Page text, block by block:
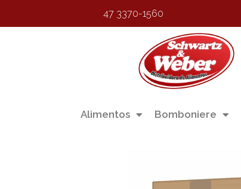
47 3370-1560
Alimentos Bomboniere